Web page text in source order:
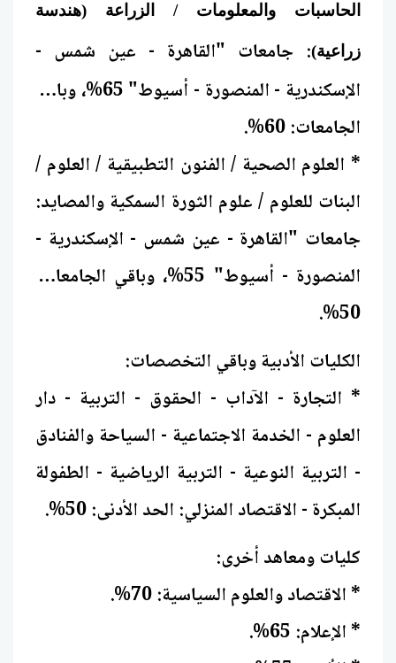
الحاسبات والمعلومات / الزراعة (هندسة
زراعية): جامعات "القاهرة - عين شمس -
الإسكندرية - المنصورة - أسيوط" 65%، وباقي
الجامعات: 60%.
* العلوم الصحية / الفنون التطبيقية / العلوم /
البنات للعلوم / علوم الثورة السمكية والمصايد:
جامعات "القاهرة - عين شمس - الإسكندرية -
المنصورة - أسيوط" 55%، وباقي الجامعات:
50%.
الكليات الأدبية وباقي التخصصات:
* التجارة - الآداب - الحقوق - التربية - دار
العلوم - الخدمة الاجتماعية - السياحة والفنادق
- التربية النوعية - التربية الرياضية - الطفولة
المبكرة - الاقتصاد المنزلي: الحد الأدنى: 50%.
كليات ومعاهد أخرى:
* الاقتصاد والعلوم السياسية: 70%.
* الإعلام: 65%.